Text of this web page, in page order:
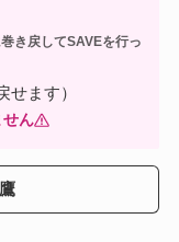
き戻してSAVEを行っ
せます）
せん